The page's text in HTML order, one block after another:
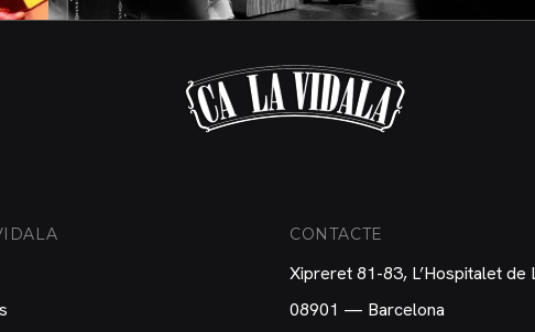
CONTACTE
Xipreret 81-83, L’Hospitalet de
08901 — Barcelona